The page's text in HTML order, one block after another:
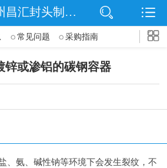
网站首页
信息动态
沧州昌汇封头制造有限公司
常见问题 采购指南
锌或渗铝的碳钢容器
、氨、碱性钠等环境下会发生裂纹，不